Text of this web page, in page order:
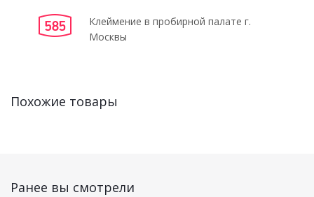
Клеймение в пробирной палате г.
Москвы
Похожие товары
Ранее вы смотрели